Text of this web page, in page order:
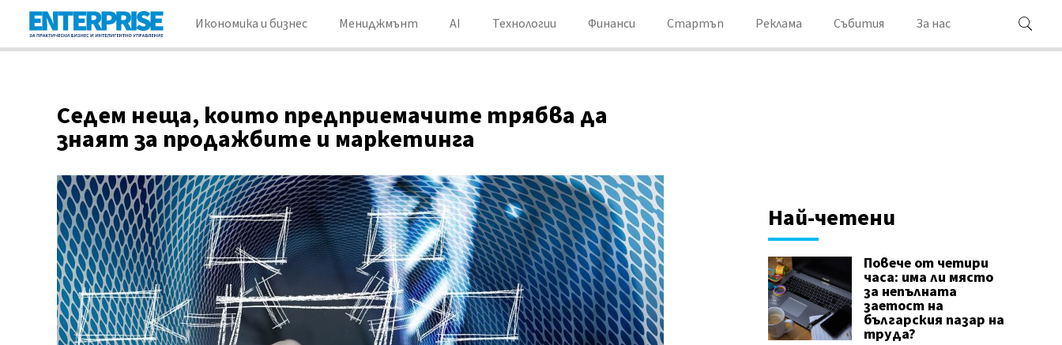
Икономика и бизнес Мениджмънт AI Технологии Финанси Стартъп Реклама Събития За нас
Седем неща, които предприемачите трябва да
знаят за продажбите и маркетинга
Най-четени
Повече от четири
часа: има ли място
за непълната
заетост на
българския пазар на
труда?